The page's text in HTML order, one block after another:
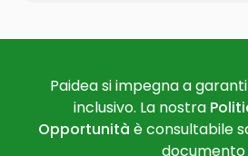
Paidea si impegna a
inclusivo. La nostra
Opportunità è consultabile
documento